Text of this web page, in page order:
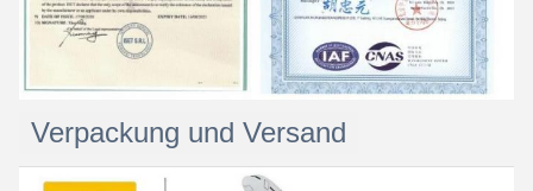
Verpackung und Versand